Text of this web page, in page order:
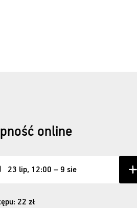
online
23 lip, 12:00 – 9 sie
22 zł